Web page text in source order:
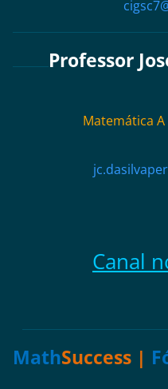
Professor
Matemática
Canal
MathSuccess |